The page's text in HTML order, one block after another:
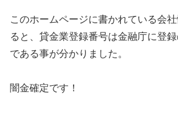
このホームページに書かれている会
ると、貸金業登録番号は金融庁に登
である事が分かりました。
闇金確定です！